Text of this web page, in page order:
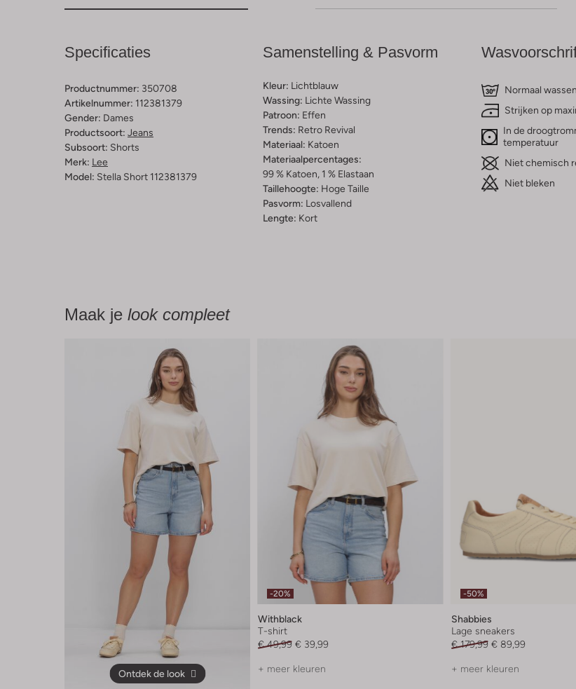
Specificaties
Productnummer: 350708
Artikelnummer: 112381379
Gender: Dames
Productsoort: Jeans
Subsoort: Shorts
Merk: Lee
Model: Stella Short 112381379
Samenstelling & Pasvorm
Kleur: Lichtblauw
Wassing: Lichte Wassing
Patroon: Effen
Trends: Retro Revival
Materiaal: Katoen
Materiaalpercentages:
99 % Katoen, 1 % Elastaan
Taillehoogte: Hoge Taille
Pasvorm: Losvallend
Lengte: Kort
Normaal
Strijken op
In de
temperatuur
Niet chemisch
Niet bleken
Maak je look compleet
Ontdek de look
-20%
Withblack
T-shirt
€ 49,99 € 39,99
+ meer kleuren
-50%
Shabbies
Lage sneakers
€ 179,99 € 89,99
+ meer kleuren